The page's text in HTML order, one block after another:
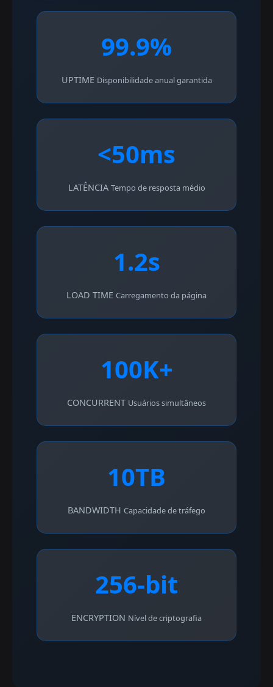
99.9%
UPTIME Disponibilidade anual garantida
<50ms
LATÊNCIA Tempo de resposta médio
1.2s
LOAD TIME Carregamento da página
100K+
CONCURRENT Usuários simultâneos
10TB
BANDWIDTH Capacidade de tráfego
256-bit
ENCRYPTION Nível de criptografia